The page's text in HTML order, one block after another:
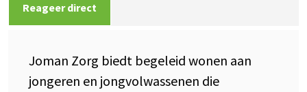
Reageer direct
Joman Zorg biedt begeleid wonen aan
jongeren en jongvolwassenen die